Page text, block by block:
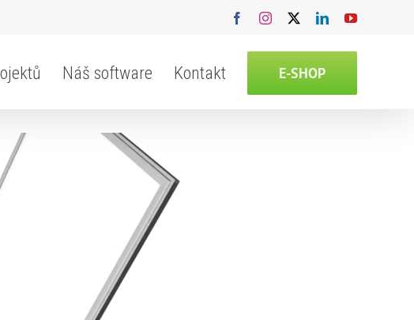
FacebookInstagram LinkedInYouTube
Náš software Kontakt E-SHOP